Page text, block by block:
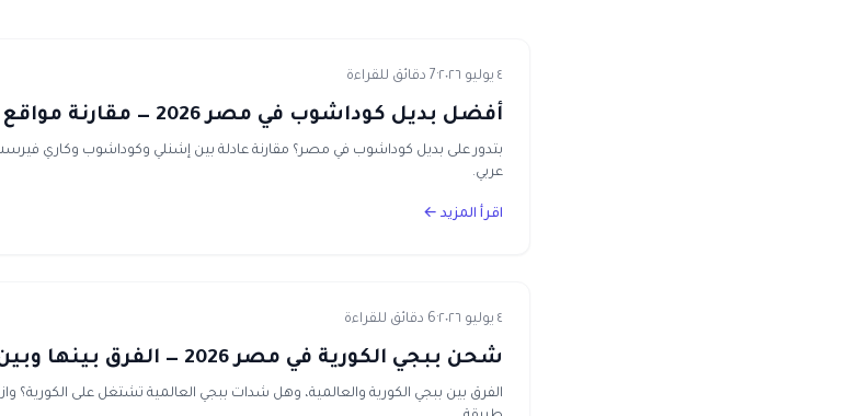
٤ يوليو ٢٠٢٦ · 7 دقائق للقراءة
أفضل بديل كوداشوب في مصر 2026 — مقارنة مواقع شحن الألعاب
بتدور على بديل كوداشوب في مصر؟ مقارنة عادلة بين إشنلي وكوداشوب وكاري
عربي.
اقرأ المزيد ←
٤ يوليو ٢٠٢٦ ·6 دقائق للقراءة
شحن ببجي الكورية في مصر 2026 — الفرق بينها وبين العالمية وطرق الشحن
الفرق بين ببجي الكورية والعالمية، وهل شدات ببجي العالمية تشتغل على